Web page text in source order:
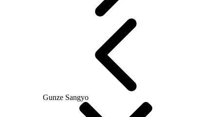
Gunze Sangyo